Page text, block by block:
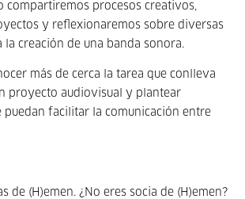
compartiremos procesos creativos,
y reflexionaremos sobre diversas
la creación de una banda sonora.
más de cerca la tarea que conlleva
proyecto audiovisual y plantear
puedan facilitar la comunicación entre
de (H)emen. ¿No eres socia de (H)emen?